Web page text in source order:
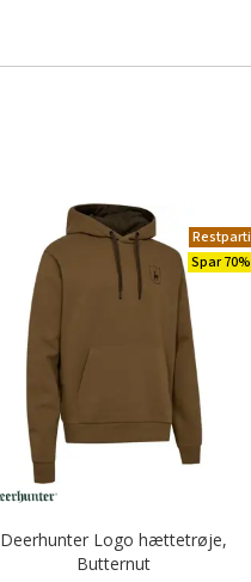
Restparti
Spar 70%
Deerhunter Logo hættetrøje,
Butternut